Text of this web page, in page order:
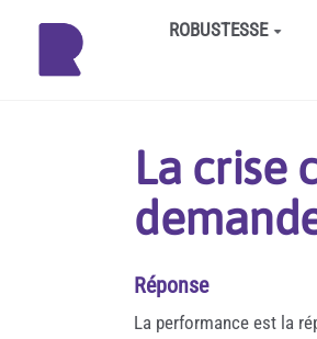
Aller au contenu principalROBUSTESSE
La crise
Réponse
La performance est la